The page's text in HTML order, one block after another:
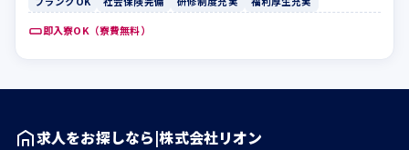
即入寮OK（寮費無料）
求人をお探しなら|株式会社リオン